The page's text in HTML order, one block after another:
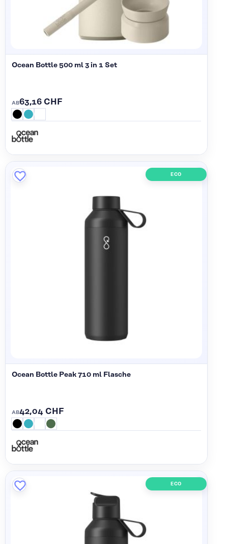
Ocean Bottle 500 ml 3 in 1 Set
AB63,16 CHF
ECO
Ocean Bottle Peak 710 ml Flasche
AB42,04 CHF
ECO